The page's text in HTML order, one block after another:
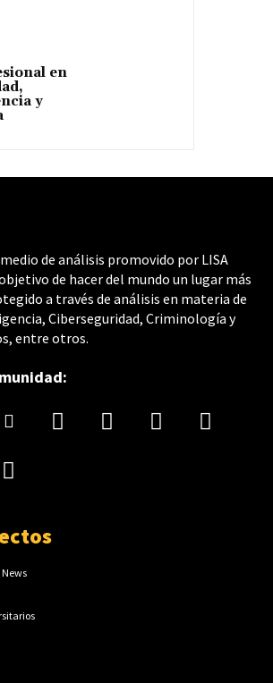
en
y
de análisis promovido por LISA
de hacer del mundo un lugar más
a través de análisis en materia de
Ciberseguridad, Criminología y
entre otros.